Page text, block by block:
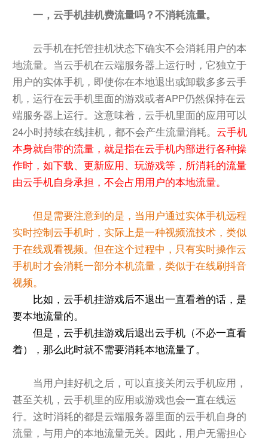
一，云手机挂机费流量吗？不消耗流量。
云手机在托管挂机状态下确实不会消耗用户的本
地流量。当云手机在云端服务器上运行时，它独立于
用户的实体手机，即使你在本地退出或卸载多多云手
机，运行在云手机里面的游戏或者APP仍然保持在云
端服务器上运行。这意味着，云手机里面的应用可以
24小时持续在线挂机，都不会产生流量消耗。 云手机
本身就自带的流量，就是指在云手机内部进行各种操
作时，如下载、更新应用、玩游戏等，所消耗的流量
由云手机自身承担，不会占用用户的本地流量。
但是需要注意到的是，当用户通过实体手机远程
实时控制云手机时，实际上是一种视频流技术，类似
于在线观看视频。但在这个过程中，只有实时操作云
手机时才会消耗一部分本机流量，类似于在线刷抖音
视频。
比如，云手机挂游戏后不退出一直看着的话，是
要本地流量的。
但是，云手机挂游戏后退出云手机（不必一直看
着），那么此时就不需要消耗本地流量了。
当用户挂好机之后，可以直接关闭云手机应用，
甚至关机，云手机里的应用或游戏也会一直在线运
行。这时消耗的都是云端服务器里面的云手机自身的
流量，与用户的本地流量无关。因此，用户无需担心